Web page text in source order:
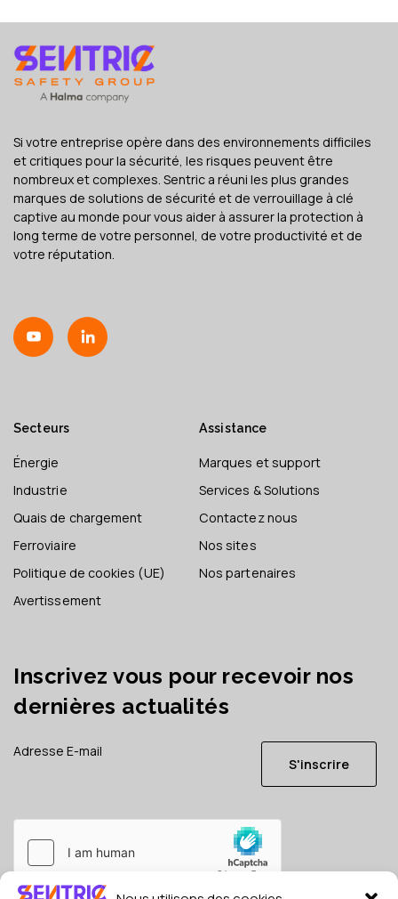
Si votre entreprise opère dans des environnements difficiles
et critiques pour la sécurité, les risques peuvent être
nombreux et complexes. Sentric a réuni les plus grandes
marques de solutions de sécurité et de verrouillage à clé
captive au monde pour vous aider à assurer la protection à
long terme de votre personnel, de votre productivité et de
votre réputation.
Secteurs
Énergie
Industrie
Quais de chargement
Ferroviaire
Politique de cookies (UE)
Avertissement
Assistance
Marques et support
Services & Solutions
Contactez nous
Nos sites
Nos partenaires
Inscrivez vous pour recevoir nos
dernières actualités
S'inscrire